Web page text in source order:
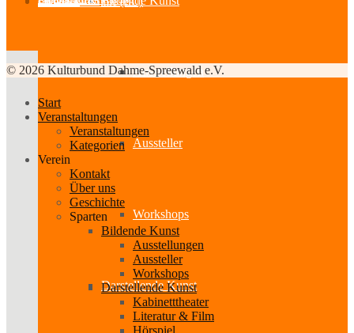
Ausstellungen
Aussteller
Workshops
Darstellende Kunst
© 2026 Kulturbund Dahme-Spreewald e.V.
Start
Veranstaltungen
Veranstaltungen
Kategorien
Verein
Kontakt
Über uns
Geschichte
Sparten
Bildende Kunst
Ausstellungen
Aussteller
Workshops
Darstellende Kunst
Kabinetttheater
Literatur & Film
Hörspiel